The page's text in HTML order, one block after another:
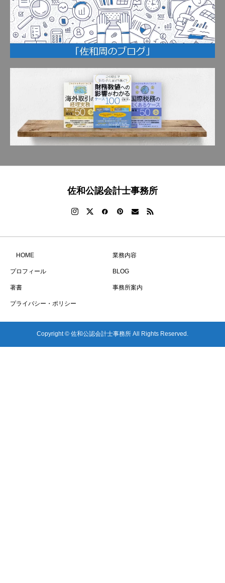
佐和公認会計士事務所
HOME 業務内容
プロフィール BLOG
著書 事務所案内
プライバシー・ポリシー
Copyright © 佐和公認会計士事務所 All Rights Reserved.